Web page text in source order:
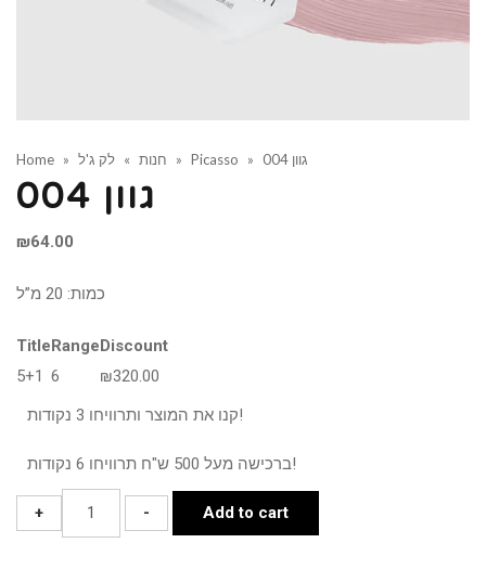
Home » חנות » לק ג'ל » Picasso » גוון 004
גוון 004
₪64.00
כמות: 20 מ”ל
TitleRangeDiscount
5+1 6 ₪320.00
קנו את המוצר ותרוויחו 3 נקודות!
ברכישה מעל 500 ש"ח תרוויחו 6 נקודות!
+
004
- Add to cart